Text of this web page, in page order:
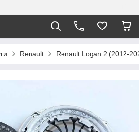
Renault Renault Logan 2 (2012-